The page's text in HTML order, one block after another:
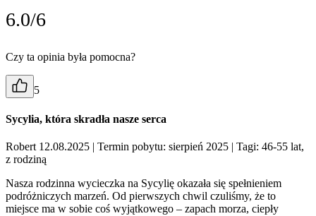
6.0/6
Czy ta opinia była pomocna?
5
Sycylia, która skradła nasze serca
Robert 12.08.2025 | Termin pobytu: sierpień 2025 | Tagi: 46-55 lat,
z rodziną
Nasza rodzinna wycieczka na Sycylię okazała się spełnieniem
podróżniczych marzeń. Od pierwszych chwil czuliśmy, że to
miejsce ma w sobie coś wyjątkowego – zapach morza, ciepły